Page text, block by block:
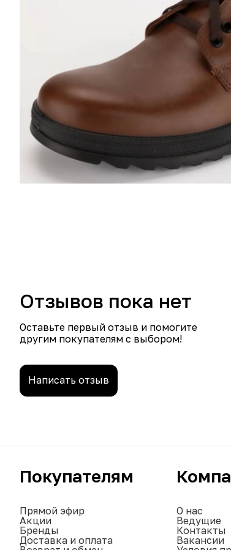
Отзывов пока нет
Оставьте первый отзыв и помогите
другим покупателям с выбором!
Написать отзыв
Покупателям
Прямой эфир
Акции
Бренды
Доставка и оплата
О нас
Ведущие
Контакты
Вакансии